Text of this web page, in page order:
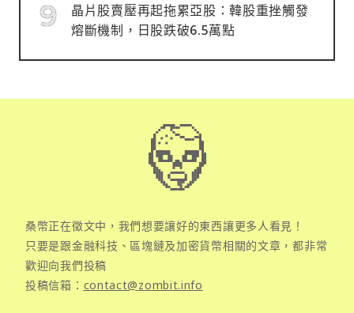
晶片股賣壓再起拖累亞股：韓股重挫觸發
熔斷機制，日股跌破6.5萬點
桑幣正在徵文中，我們想要讓好的東西讓更多人看見！
只要是跟金融科技、區塊鏈及加密貨幣相關的文章，都非常
歡迎向我們投稿
投稿信箱： contact@zombit.info